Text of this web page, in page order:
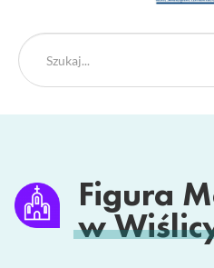
Figura
w